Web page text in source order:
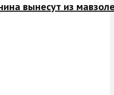
вынесут из